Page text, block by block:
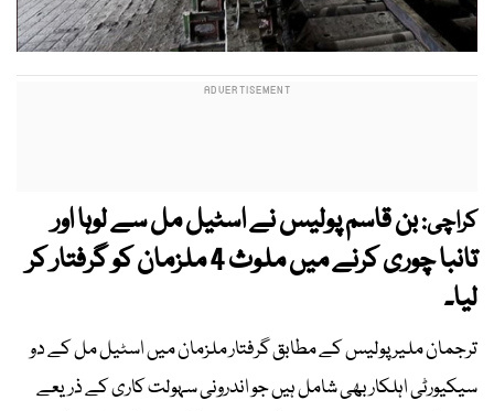
کراچی:بن قاسم پولیس نے اسٹیل مل سے لوہا اور
تانبا چوری کرنے میں ملوث 4 ملزمان کو گرفتار کر
لیا۔
ترجمان ملیر پولیس کے مطابق گرفتار ملزمان میں اسٹیل مل کے دو
سیکیورٹی اہلکار بھی شامل ہیں جو اندرونی سہولت کاری کے ذریعے